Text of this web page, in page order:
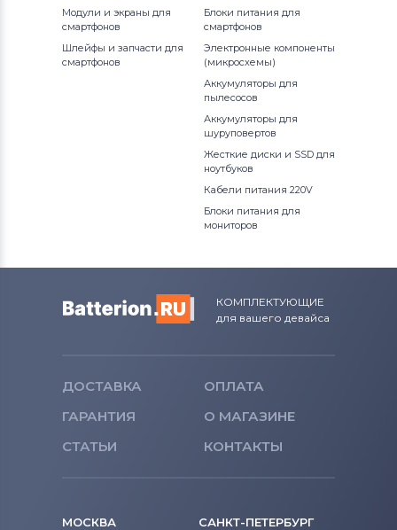
Клавиатуры
Клавиатуры Roverbook
Клавиатуры Casper
Модули и экраны для
смартфонов
Шлейфы и запчасти для
смартфонов
Блоки питания для
смартфонов
Электронные компоненты
(микросхемы)
Аккумуляторы для
пылесосов
Аккумуляторы для
шуруповертов
Жесткие диски и SSD для
ноутбуков
Кабели питания 220V
Блоки питания для
мониторов
КОМПЛЕКТУЮЩИЕ
для вашего девайса
ДОСТАВКА
ОПЛАТА
ГАРАНТИЯ
О МАГАЗИНЕ
СТАТЬИ
КОНТАКТЫ
МОСКВА САНКТ-ПЕТЕРБУРГ